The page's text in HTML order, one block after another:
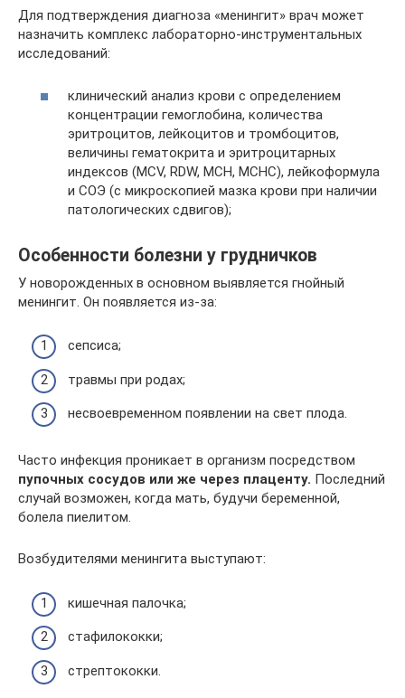
Для подтверждения диагноза «менингит» врач может
назначить комплекс лабораторно-инструментальных
исследований:
клинический анализ крови с определением
концентрации гемоглобина, количества
эритроцитов, лейкоцитов и тромбоцитов,
величины гематокрита и эритроцитарных
индексов (MCV, RDW, MCH, MCHC), лейкоформула
и СОЭ (с микроскопией мазка крови при наличии
патологических сдвигов);
Особенности болезни у грудничков
У новорожденных в основном выявляется гнойный
менингит. Он появляется из-за:
сепсиса;
травмы при родах;
несвоевременном появлении на свет плода.
Часто инфекция проникает в организм посредством
пупочных сосудов или же через плаценту. Последний
случай возможен, когда мать, будучи беременной,
болела пиелитом.
Возбудителями менингита выступают:
кишечная палочка;
стафилококки;
стрептококки.